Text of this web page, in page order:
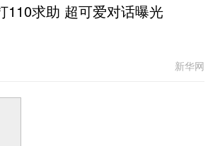
110求助 超可爱对话曝光
新华网